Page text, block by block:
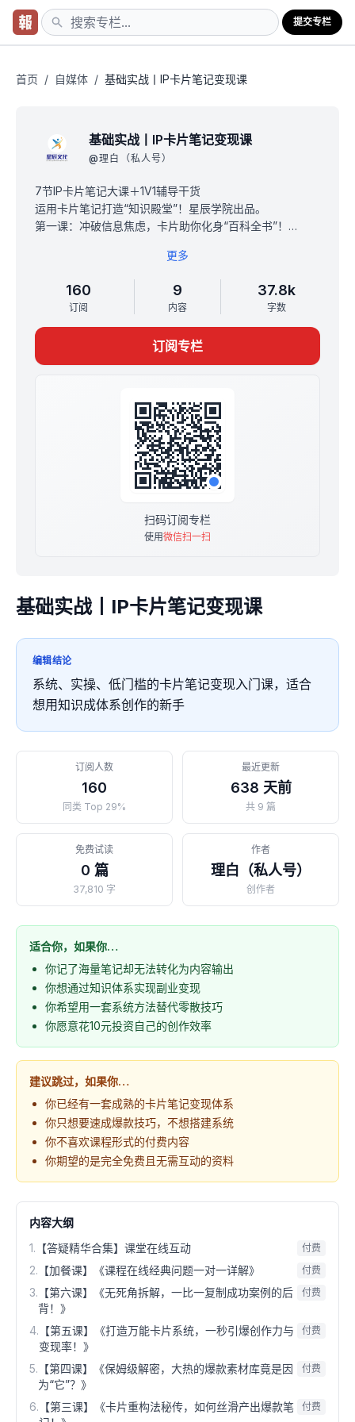
提交专栏
首页 / 自媒体 / 基础实战丨IP卡片笔记变现课
基础实战丨IP卡片笔记变现课
@理白（私人号）
7节IP卡片笔记大课＋1V1辅导干货
运用卡片笔记打造“知识殿堂”！星辰学院出品。
第一课：冲破信息焦虑，卡片助你化身“百科全书”！
加餐课：简单易上手，任何工具“卡片化”的诀窍！
第三课：卡片重构法秘传，丝滑产出爆款笔记！
第四课：保姆级解密，爆款素材库竟是因为“它”？
第五课：万能卡片系统，一秒引爆创作力与变现率！
第六课：无死角拆解，一比一复制成功案例！
原价199元，限时早鸟价——
10元抢购价，后续每满500人，涨价10元。
更多
160
订阅
9
内容
37.8k
字数
订阅专栏
扫码订阅专栏
使用微信扫一扫
基础实战丨IP卡片笔记变现课
编辑结论
系统、实操、低门槛的卡片笔记变现入门课，适合
想用知识成体系创作的新手
订阅人数
160
同类 Top 29%
最近更新
638 天前
共 9 篇
免费试读
0 篇
37,810 字
作者
理白（私人号）
创作者
适合你，如果你…
你记了海量笔记却无法转化为内容输出
你想通过知识体系实现副业变现
你希望用一套系统方法替代零散技巧
你愿意花10元投资自己的创作效率
建议跳过，如果你…
你已经有一套成熟的卡片笔记变现体系
你只想要速成爆款技巧，不想搭建系统
你不喜欢课程形式的付费内容
你期望的是完全免费且无需互动的资料
内容大纲
1. 【答疑精华合集】课堂在线互动 付费
2. 【加餐课】《课程在线经典问题一对一详解》 付费
3. 【第六课】《无死角拆解，一比一复制成功案例的后
背！》
付费
4. 【第五课】《打造万能卡片系统，一秒引爆创作力与
变现率！》
付费
5. 【第四课】《保姆级解密，大热的爆款素材库竟是因
为“它”？》
付费
6. 【第三课】《卡片重构法秘传，如何丝滑产出爆款笔
付费